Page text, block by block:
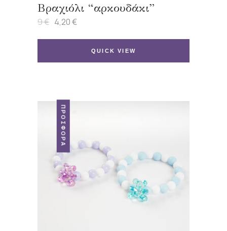
Βραχιόλι “αρκουδάκι”
9€ Original
was:
4,20€
Η
τιμή
QUICK VIEW
ΠΡΟΣΦΟΡΆ